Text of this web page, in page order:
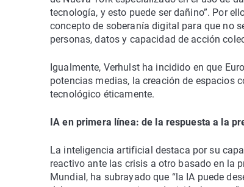
tecnología, y esto puede ser dañino”. Por
concepto de soberanía digital para que no
personas, datos y capacidad de acción
Igualmente, Verhulst ha incidido en que
potencias medias, la creación de espacios
tecnológico éticamente.
IA en primera línea: de la respuesta a la
La inteligencia artificial destaca por su
reactivo ante las crisis a otro basado en la
Mundial, ha subrayado que “la IA puede